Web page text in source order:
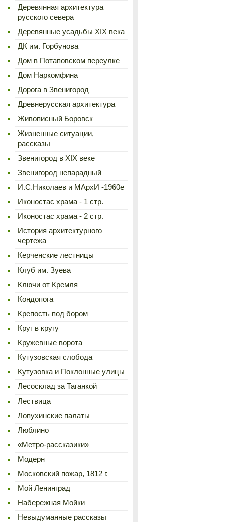
Деревянная архитектура
русского севера
Деревянные усадьбы XIX века
ДК им. Горбунова
Дом в Потаповском переулке
Дом Наркомфина
Дорога в Звенигород
Древнерусская архитектура
Живописный Боровск
Жизненные ситуации,
рассказы
Звенигород в XIX веке
Звенигород непарадный
И.С.Николаев и МАрхИ -1960е
Иконостас храма - 1 стр.
Иконостас храма - 2 стр.
История архитектурного
чертежа
Керченские лестницы
Клуб им. Зуева
Ключи от Кремля
Кондопога
Крепость под бором
Круг в кругу
Кружевные ворота
Кутузовская слобода
Кутузовка и Поклонные улицы
Лесосклад за Таганкой
Лествица
Лопухинские палаты
Люблино
«Метро-рассказики»
Модерн
Московский пожар, 1812 г.
Мой Ленинград
Набережная Мойки
Невыдуманные рассказы